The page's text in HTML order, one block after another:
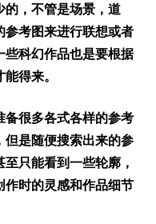
的，不管是场景，道
参考图来进行联想或者
些科幻作品也是要根据
得来。
备很多各式各样的参考
但是随便搜索出来的参
只能看到一些轮廓，
作时的灵感和作品细节